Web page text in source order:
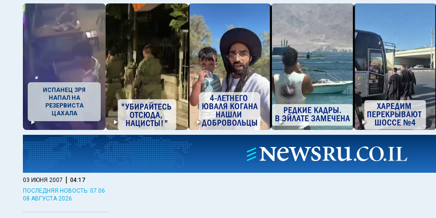
ИСПАНЕЦ ЗРЯ
НАПАЛ НА
РЕЗЕРВИСТА
ЦАХАЛА
03 ИЮНЯ 2007 | 04:17
ПОСЛЕДНЯЯ НОВОСТЬ: 07:06
08 АВГУСТА 2026